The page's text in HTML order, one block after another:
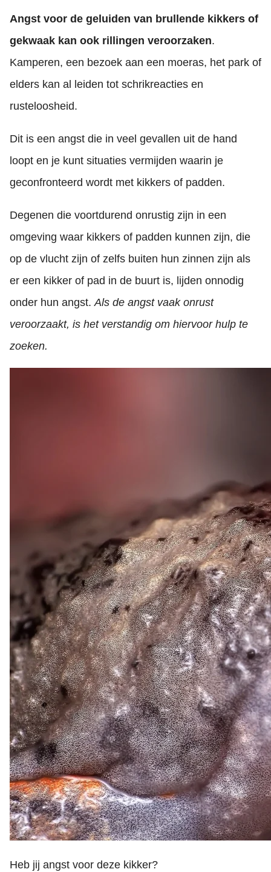
Angst voor de geluiden van brullende kikkers of
gekwaak kan ook rillingen veroorzaken.
Kamperen, een bezoek aan een moeras, het park of
elders kan al leiden tot schrikreacties en
rusteloosheid.
Dit is een angst die in veel gevallen uit de hand
loopt en je kunt situaties vermijden waarin je
geconfronteerd wordt met kikkers of padden.
Degenen die voortdurend onrustig zijn in een
omgeving waar kikkers of padden kunnen zijn, die
op de vlucht zijn of zelfs buiten hun zinnen zijn als
er een kikker of pad in de buurt is, lijden onnodig
onder hun angst.Als de angst vaak onrust
veroorzaakt, is het verstandig om hiervoor hulp te
zoeken.
Heb jij angst voor deze kikker?